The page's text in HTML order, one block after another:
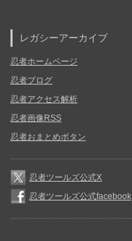
レガシーアーカイブ
忍者ホームページ
忍者ブログ
忍者アクセス解析
忍者画像RSS
忍者おまとめボタン
忍者ツールズ公式X
忍者ツールズ公式facebook